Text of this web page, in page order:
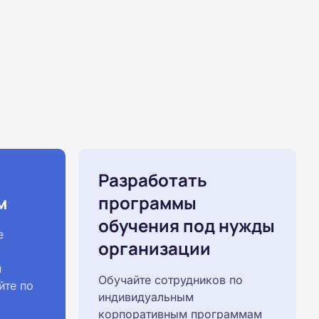
по
Разработать
программы
обучения под нужды
организации
Обучайте сотрудников по
индивидуальным
корпоративным программам